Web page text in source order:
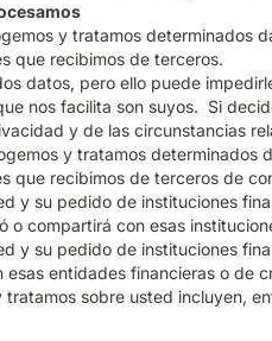
y tratamos determinados
que recibimos de terceros.
datos, pero ello puede
nos facilita son suyos. Si
y de las circunstancias
y tratamos
que recibimos de terceros de
y su pedido de instituciones
o compartirá con esas
y su pedido de instituciones
entidades financieras o
sobre usted incluyen,